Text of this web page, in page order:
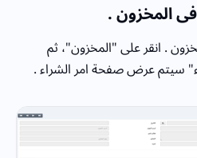
المخزون .
. انقر على "المخزون"، ثم
سيتم عرض صفحة امر الشراء .